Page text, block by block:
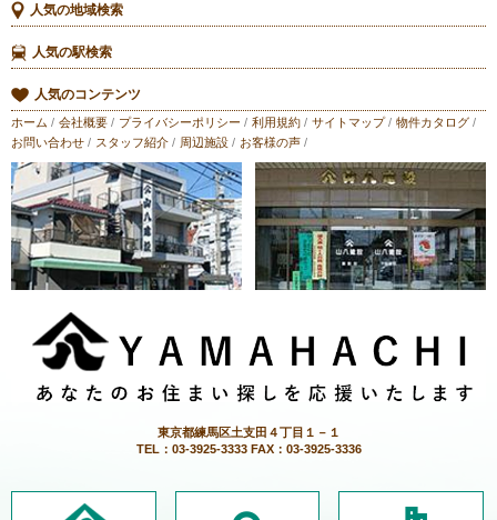
人気の地域検索
人気の駅検索
人気のコンテンツ
ホーム / 会社概要 / プライバシーポリシー / 利用規約 / サイトマップ/ 物件カタログ /
お問い合わせ / スタッフ紹介 / 周辺施設 / お客様の声 /
東京都練馬区土支田４丁目１－１
TEL：03-3925-3333 FAX：03-3925-3336